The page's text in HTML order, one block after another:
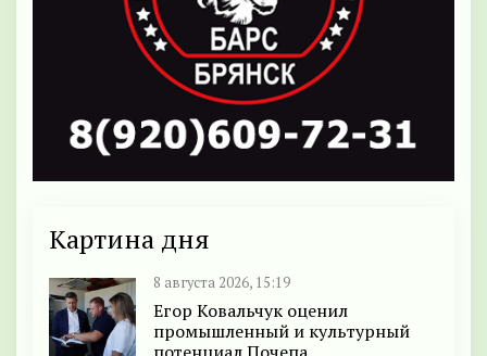
Картина дня
8 августа 2026, 15:19
Егор Ковальчук оценил
промышленный и культурный
потенциал Почепа